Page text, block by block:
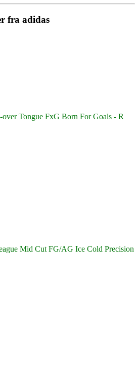
fra adidas
Tongue FxG Born For Goals - R
Mid Cut FG/AG Ice Cold Precision